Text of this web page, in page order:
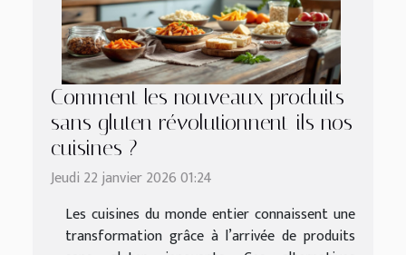
Comment les nouveaux produits
sans gluten révolutionnent-ils nos
cuisines ?
Jeudi 22 janvier 2026 01:24
Les cuisines du monde entier connaissent une
transformation grâce à l’arrivée de produits